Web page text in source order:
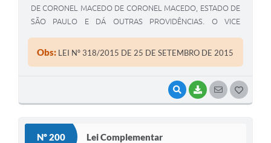
VISUALIZAR
BAIXARSEGUIR
DE CORONEL MACEDO DE CORONEL MACEDO, ESTADO DE
SÃO PAULO E DÁ OUTRAS PROVIDÊNCIAS. O VICE
MACEDO ESTADO DE SÃO PAULO, VEREADOR JOAQUIM
ARTIGO 324 DO REGIMENTO INTERNO EM VIGOR
PROMULGA A SEGUINTE LEI.
Obs: LEI Nº 318/2015 DE 25 DE SETEMBRO DE 2015
Nº 200 Lei Complementar